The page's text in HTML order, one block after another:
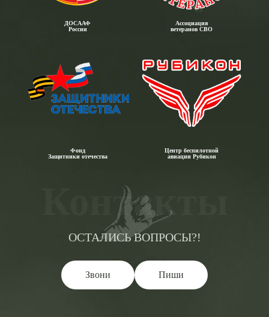
ДОСААФ
России
Ассоциация
ветеранов СВО
Фонд
Защитники отечества
Центр беспилотной
авиации Рубикон
Контакты
ОСТАЛИСЬ ВОПРОСЫ?!
Звони Пиши